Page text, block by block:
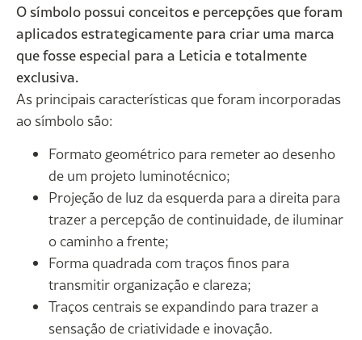
O símbolo possui conceitos e percepções que foram
aplicados estrategicamente para criar uma marca
que fosse especial para a Leticia e totalmente
exclusiva.
As principais características que foram incorporadas
ao símbolo são:
Formato geométrico para remeter ao desenho
de um projeto luminotécnico;
Projeção de luz da esquerda para a direita para
trazer a percepção de continuidade, de iluminar
o caminho a frente;
Forma quadrada com traços finos para
transmitir organização e clareza;
Traços centrais se expandindo para trazer a
sensação de criatividade e inovação.